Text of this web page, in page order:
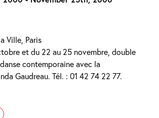
Ville, Paris
et du 22 au 25 novembre, double
contemporaine avec la
Gaudreau. Tél. : 01 42 74 22 77.